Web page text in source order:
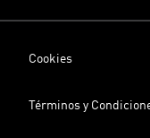
Cookies
Términos y